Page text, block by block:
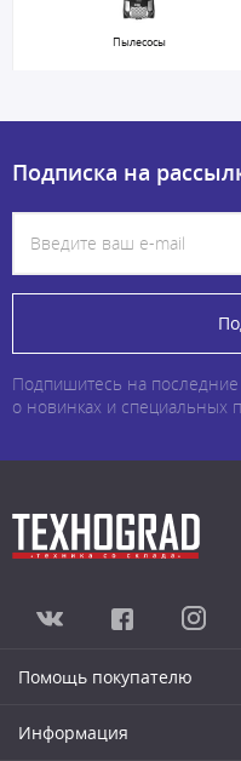
Пылесосы
Подписка на
Подпишитесь на
о новинках и специальных
Помощь покупателю
Информация